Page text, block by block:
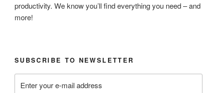
productivity. We know you’ll find everything you need – and
more!
SUBSCRIBE TO NEWSLETTER